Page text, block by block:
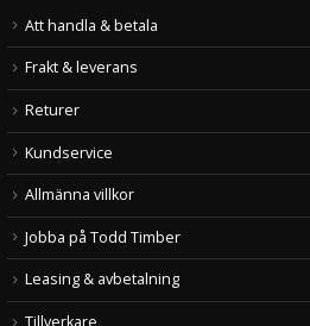
Att handla & betala
Frakt & leverans
Returer
Kundservice
Allmänna villkor
Jobba på Todd Timber
Leasing & avbetalning